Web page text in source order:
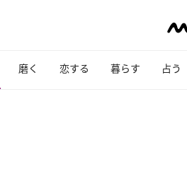
磨く 恋する 暮らす 占う